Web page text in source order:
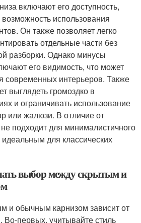
включают его доступность,
возможность использования
Он также позволяет легко
отдельные части без
разборки. Однако минусы
его видимость, что может
современных интерьеров. Также
выглядеть громоздко в
и ограничивать использование
или жалюзи. В отличие от
подходит для минималистичного
для классических
выбор между скрытым и
и обычным карнизом зависит от
Во-первых, учитывайте стиль